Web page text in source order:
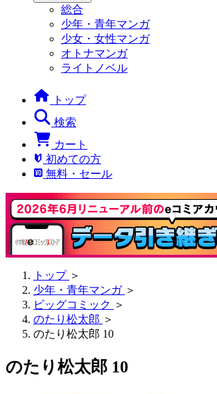
総合
少年・青年マンガ
少女・女性マンガ
オトナマンガ
ライトノベル
トップ
検索
カート
初めての方
無料・セール
トップ ＞
少年・青年マンガ ＞
ビッグコミック ＞
のたり松太郎 ＞
のたり松太郎 10
のたり松太郎 10